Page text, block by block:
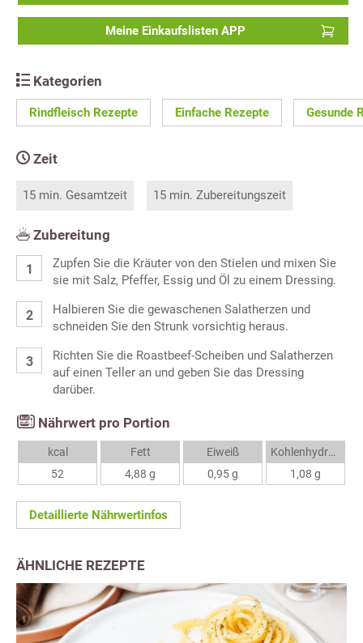
Meine Einkaufslisten APP
Kategorien
Rindfleisch Rezepte Einfache Rezepte Gesunde
Zeit
15 min. Gesamtzeit 15 min. Zubereitungszeit
Zubereitung
Zupfen Sie die Kräuter von den Stielen und mixen Sie
sie mit Salz, Pfeffer, Essig und Öl zu einem Dressing.
Halbieren Sie die gewaschenen Salatherzen und
schneiden Sie den Strunk vorsichtig heraus.
Richten Sie die Roastbeef-Scheiben und Salatherzen
auf einen Teller an und geben Sie das Dressing
darüber.
Nährwert pro Portion
kcal
52
Fett
4,88 g
Eiweiß
0,95 g
Kohlenhydrate
1,08 g
Detaillierte Nährwertinfos
ÄHNLICHE REZEPTE